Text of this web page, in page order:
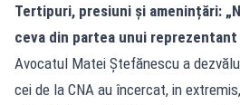
Tertipuri, presiuni și amenințări:
ceva din partea unui
Avocatul Matei Ștefănescu a
cei de la CNA au încercat, in